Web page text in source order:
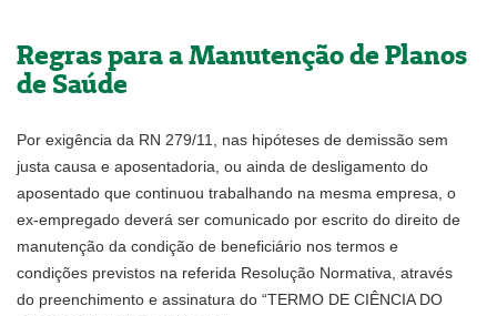
Imprensa
Fale Conosco
Regras para a Manutenção de Planos
de Saúde
Por exigência da RN 279/11, nas hipóteses de demissão sem
justa causa e aposentadoria, ou ainda de desligamento do
aposentado que continuou trabalhando na mesma empresa, o
ex-empregado deverá ser comunicado por escrito do direito de
manutenção da condição de beneficiário nos termos e
condições previstos na referida Resolução Normativa, através
do preenchimento e assinatura do “TERMO DE CIÊNCIA DO